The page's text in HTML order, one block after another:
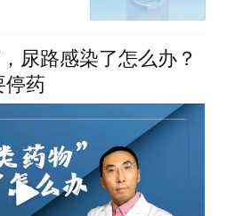
尿路感染了怎么办？
停药